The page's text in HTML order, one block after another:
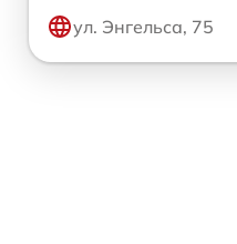
ул. Энгельса, 75